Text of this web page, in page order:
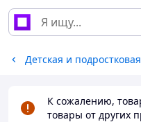
Детская и
К сожалению,
товары от других